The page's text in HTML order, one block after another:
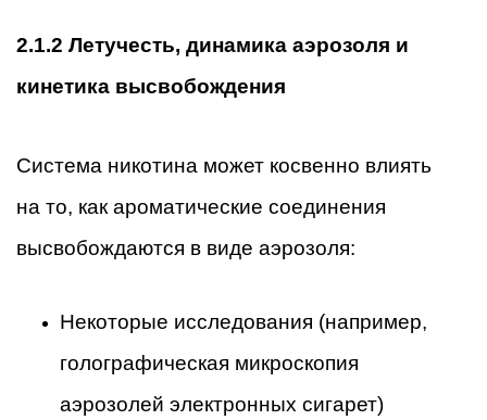
2.1.2 Летучесть, динамика аэрозоля и
кинетика высвобождения
Система никотина может косвенно влиять
на то, как ароматические соединения
высвобождаются в виде аэрозоля:
Некоторые исследования (например,
голографическая микроскопия
аэрозолей электронных сигарет)